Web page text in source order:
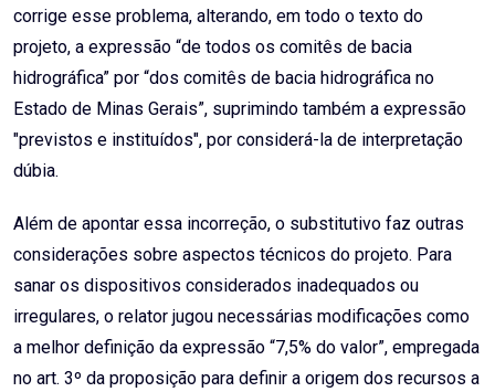
corrige esse problema, alterando, em todo o texto do
projeto, a expressão “de todos os comitês de bacia
hidrográfica” por “dos comitês de bacia hidrográfica no
Estado de Minas Gerais”, suprimindo também a expressão
"previstos e instituídos", por considerá-la de interpretação
dúbia.
Além de apontar essa incorreção, o substitutivo faz outras
considerações sobre aspectos técnicos do projeto. Para
sanar os dispositivos considerados inadequados ou
irregulares, o relator jugou necessárias modificações como
a melhor definição da expressão “7,5% do valor”, empregada
no art. 3º da proposição para definir a origem dos recursos a